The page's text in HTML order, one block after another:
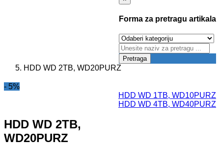
Forma za pretragu artikala
Pretraga
HDD WD 2TB, WD20PURZ
HDD WD 1TB, WD10PURZ
HDD WD 4TB, WD40PURZ
- 5%
HDD WD 2TB,
WD20PURZ